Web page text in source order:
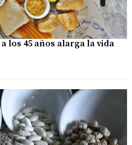
los 45 años alarga la vida